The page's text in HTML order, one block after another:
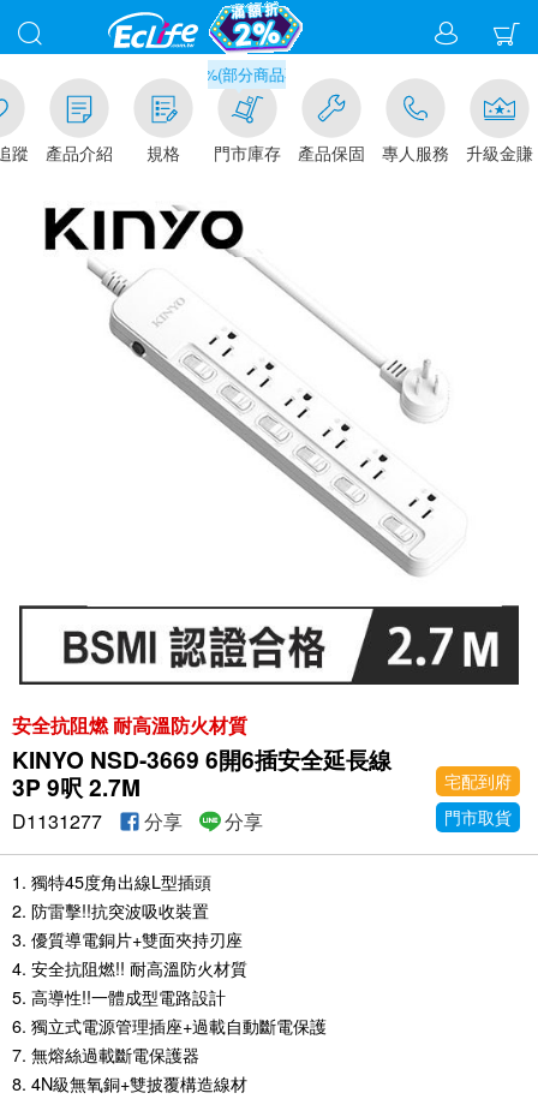
蹤 產品介紹 規格
滿千元門市取貨現折1%(部分商品不適用)-請點我看
門市庫存 產品保固 專人服務 升級金賺
安全抗阻燃 耐高溫防火材質
KINYO NSD-3669 6開6插安全延長線
3P 9呎 2.7M
宅配到府
門市取貨
D1131277 分享 分享
1. 獨特45度角出線L型插頭
2. 防雷擊!!抗突波吸收裝置
3. 優質導電銅片+雙面夾持刃座
4. 安全抗阻燃!! 耐高溫防火材質
5. 高導性!!一體成型電路設計
6. 獨立式電源管理插座+過載自動斷電保護
7. 無熔絲過載斷電保護器
8. 4N級無氧銅+雙披覆構造線材